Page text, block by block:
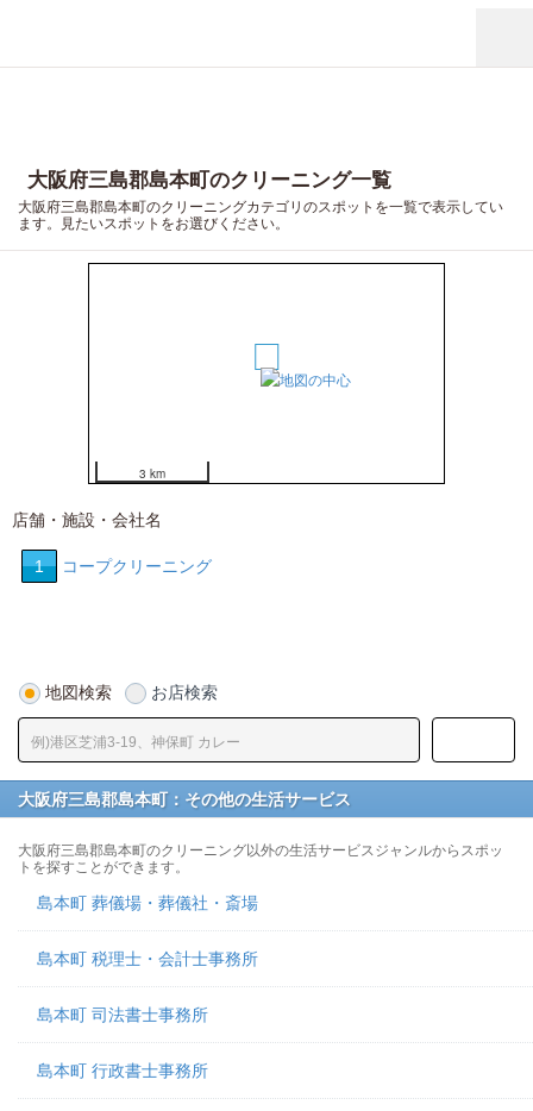
大阪府三島郡島本町のクリーニング一覧
大阪府三島郡島本町のクリーニングカテゴリのスポットを一覧で表示してい
ます。見たいスポットをお選びください。
3 km
店舗・施設・会社名
1 コープクリーニング
地図検索 お店検索
大阪府三島郡島本町：その他の生活サービス
大阪府三島郡島本町のクリーニング以外の生活サービスジャンルからスポッ
トを探すことができます。
島本町 葬儀場・葬儀社・斎場
島本町 税理士・会計士事務所
島本町 司法書士事務所
島本町 行政書士事務所